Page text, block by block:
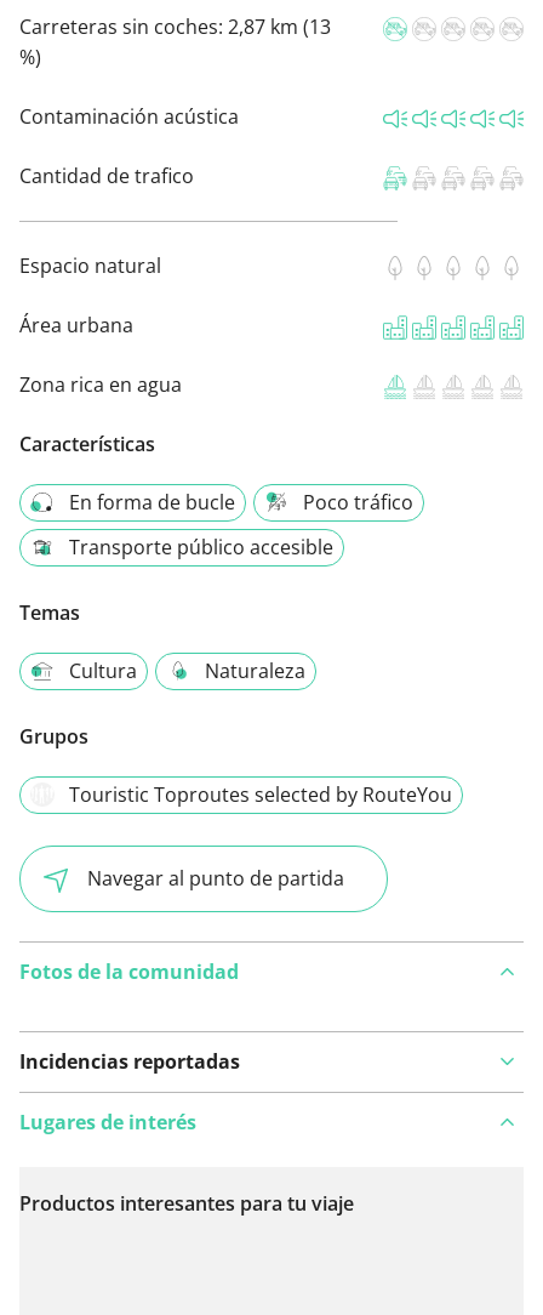
Carreteras sin coches: 2,87 km (13
%)
Contaminación acústica
Cantidad de trafico
Espacio natural
Área urbana
Zona rica en agua
Características
En forma de bucle
Poco tráfico
Transporte público accesible
Temas
Cultura Naturaleza
Grupos
Touristic Toproutes selected by RouteYou
Navegar al punto de partida
Fotos de la comunidad
Incidencias reportadas
Ver en el mapa
Lugares de interés
Productos interesantes para tu viaje